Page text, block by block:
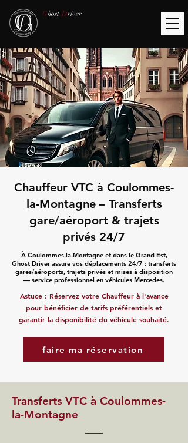
Ghost Driver
Chauffeur VTC à Coulommes-
la-Montagne – Transferts
gare/aéroport & trajets
privés 24/7
À Coulommes-la-Montagne et dans le Grand Est,
Ghost Driver assure vos déplacements 24/7 : transferts
gares/aéroports, trajets privés et mises à disposition
— service professionnel en véhicules Mercedes.
Astuce : Réservez votre Chauffeur à l'avance
pour bénéficier de tarifs préférentiels et
garantir la disponibilité du véhicule souhaité.
faire ma réservation
Transferts VTC à Coulommes-
la-Montagne